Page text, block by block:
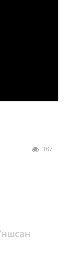
387